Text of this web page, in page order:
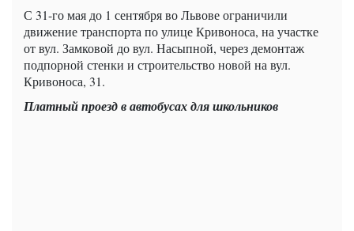
С 31-го мая до 1 сентября во Львове ограничили
движение транспорта по улице Кривоноса, на участке
от вул. Замковой до вул. Насыпной, через демонтаж
подпорной стенки и строительство новой на вул.
Кривоноса, 31.
Платный проезд в автобусах для школьников